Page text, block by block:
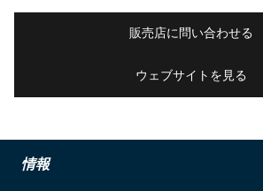
販売店に問い合わせる
ウェブサイトを見る
情報